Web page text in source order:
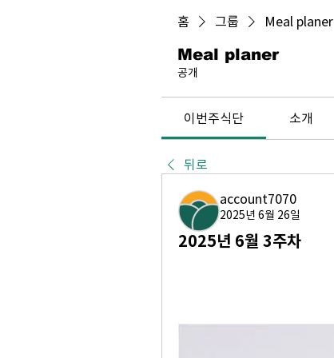
홈 그룹 Meal planer
Meal planer
공개
이번주식단 소개
뒤로
account7070
2025년 6월 26일
2025년 6월 3주차